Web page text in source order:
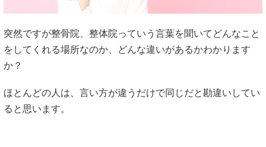
突然ですが整骨院、整体院っていう言葉を聞いてどんなこと
をしてくれる場所なのか、どんな違いがあるかわかります
か？
ほとんどの人は、言い方が違うだけで同じだと勘違いしてい
ると思います。